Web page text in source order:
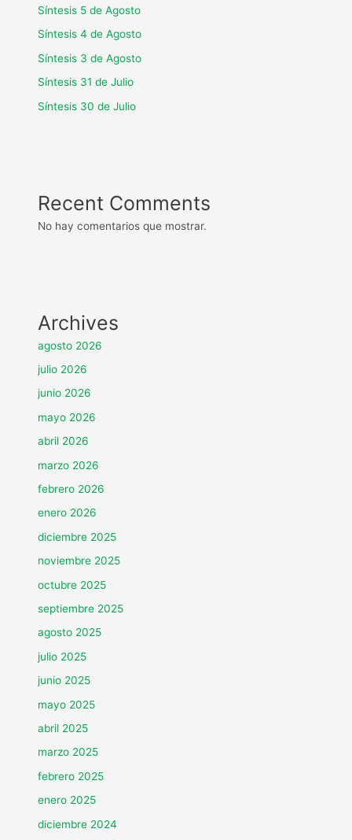
Síntesis 5 de Agosto
Síntesis 4 de Agosto
Síntesis 3 de Agosto
Síntesis 31 de Julio
Síntesis 30 de Julio
Recent Comments
No hay comentarios que mostrar.
Archives
agosto 2026
julio 2026
junio 2026
mayo 2026
abril 2026
marzo 2026
febrero 2026
enero 2026
diciembre 2025
noviembre 2025
octubre 2025
septiembre 2025
agosto 2025
julio 2025
junio 2025
mayo 2025
abril 2025
marzo 2025
febrero 2025
enero 2025
diciembre 2024